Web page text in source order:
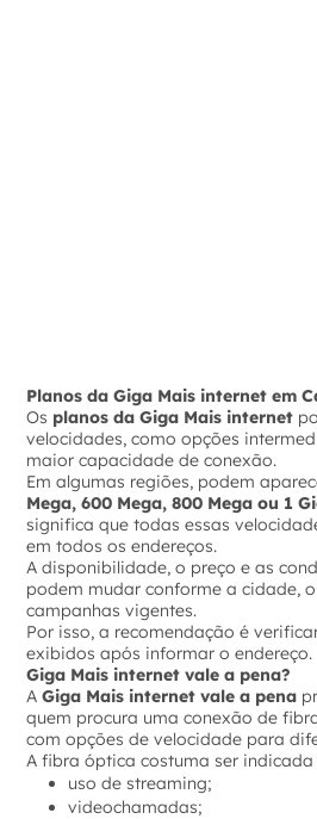
Planos da Giga Mais internet em
Os planos da Giga Mais internet
velocidades, como opções
maior capacidade de conexão.
Em algumas regiões, podem
Mega, 600 Mega, 800 Mega ou 1
significa que todas essas
em todos os endereços.
A disponibilidade, o preço e as
podem mudar conforme a cidade,
campanhas vigentes.
Por isso, a recomendação é
exibidos após informar o endereço.
Giga Mais internet vale a pena?
AGiga Mais internet vale a pena
quem procura uma conexão de
com opções de velocidade para
A fibra óptica costuma ser
uso de streaming;
videochamadas;